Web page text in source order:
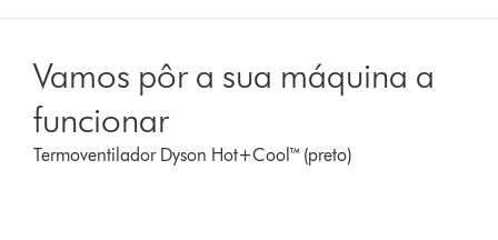
Vamos pôr a sua máquina a
funcionar
Termoventilador Dyson Hot+Cool™ (preto)